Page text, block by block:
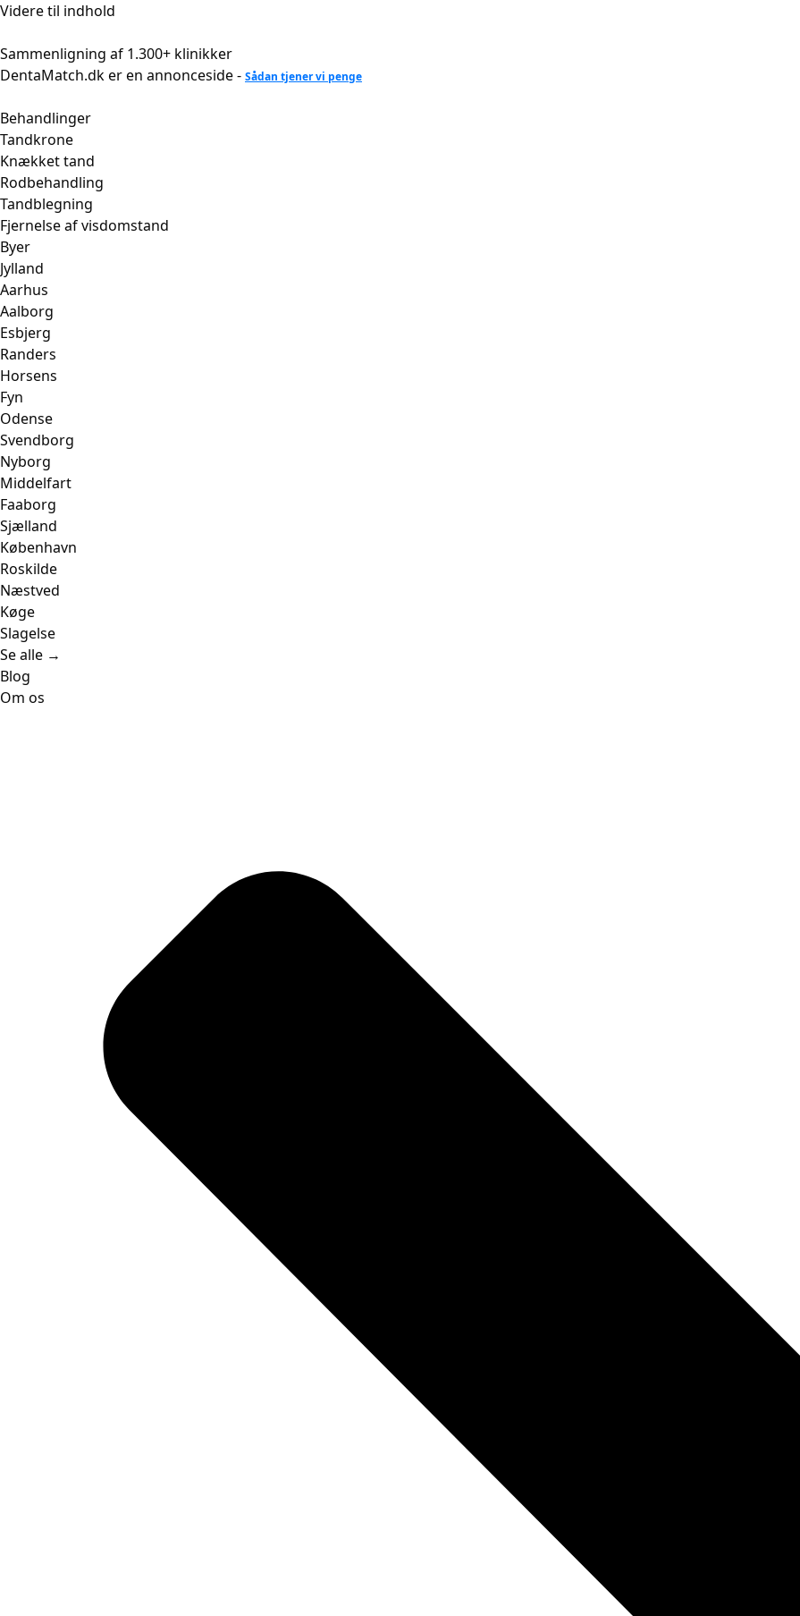
Videre til indhold
Sammenligning af 1.300+ klinikker
DentaMatch.dk er en annonceside - Sådan tjener vi penge
Behandlinger
Tandkrone
Knækket tand
Rodbehandling
Tandblegning
Fjernelse af visdomstand
Byer
Jylland
Aarhus
Aalborg
Esbjerg
Randers
Horsens
Fyn
Odense
Svendborg
Nyborg
Middelfart
Faaborg
Sjælland
København
Roskilde
Næstved
Køge
Slagelse
Se alle →
Blog
Om os